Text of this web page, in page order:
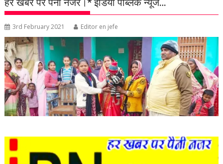
हर खबर पर पैनी नजर।* इंडिया पब्लिक न्यूज…
3rd February 2021 Editor en jefe